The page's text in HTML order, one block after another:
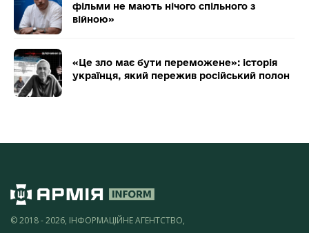
фільми не мають нічого спільного з
війною»
«Це зло має бути переможене»: історія
українця, який пережив російський полон
© 2018 - 2026, ІНФОРМАЦІЙНЕ АГЕНТСТВО,